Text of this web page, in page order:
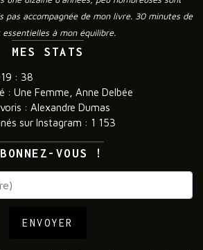
pas accompagnée de mon livre. 30 minutes de
à mon équilibre.
MES STATS
: 38
: Une Femme, Anne Delbée
: Alexandre Dumas
sur Instagram : 1 153
VOUS !
ENVOYER